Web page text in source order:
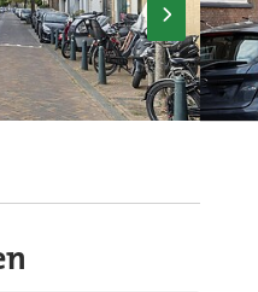
Volgende
afbeelding